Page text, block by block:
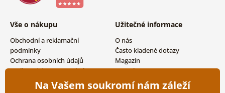
Vše o nákupu
Obchodní a reklamační
podmínky
Ochrana osobních údajů
Možnosti dopravy a platby
Vrácení zboží
Užitečné informace
O nás
Často kladené dotazy
Magazín
Kontakty
Velkoobchodní spolupráce
Na Vašem soukromí nám záleží